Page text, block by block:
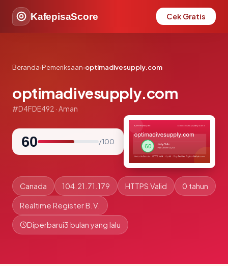
KafepisaScore Cek Gratis
Beranda›Pemeriksaan›optimadivesupply.com
optimadivesupply.com
#D4FDE492 · Aman
60 / 100
Canada 104.21.71.179 HTTPS Valid 0 tahun
Realtime Register B.V.
Diperbarui3 bulan yang lalu